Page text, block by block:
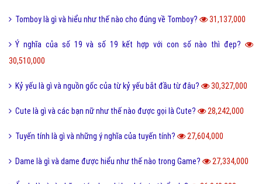
Tomboy là gì và hiểu như thế nào cho đúng về Tomboy? 31,137,000
Ý nghĩa của số 19 và số 19 kết hợp với con số nào thì đẹp?
30,510,000
Kỷ yếu là gì và nguồn gốc của từ kỷ yếu bắt đầu từ đâu? 30,327,000
Cute là gì và các bạn nữ như thế nào được gọi là Cute? 28,242,000
Tuyến tính là gì và những ý nghĩa của tuyến tính? 27,604,000
Dame là gì và dame được hiểu như thế nào trong Game? 27,334,000